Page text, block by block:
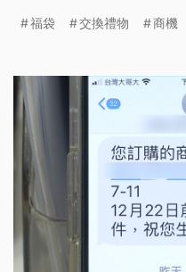
大批民眾排隊搶便宜。
福袋 交換禮物 商機